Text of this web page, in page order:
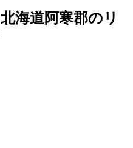
北海道阿寒郡のリ